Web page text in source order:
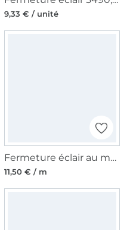
9,33 € / unité
Fermeture éclair au mètre, fuchsia
11,50 € / m